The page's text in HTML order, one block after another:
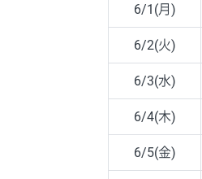
6/1(月)
6/2(火)
6/3(水)
6/4(木)
6/5(金)